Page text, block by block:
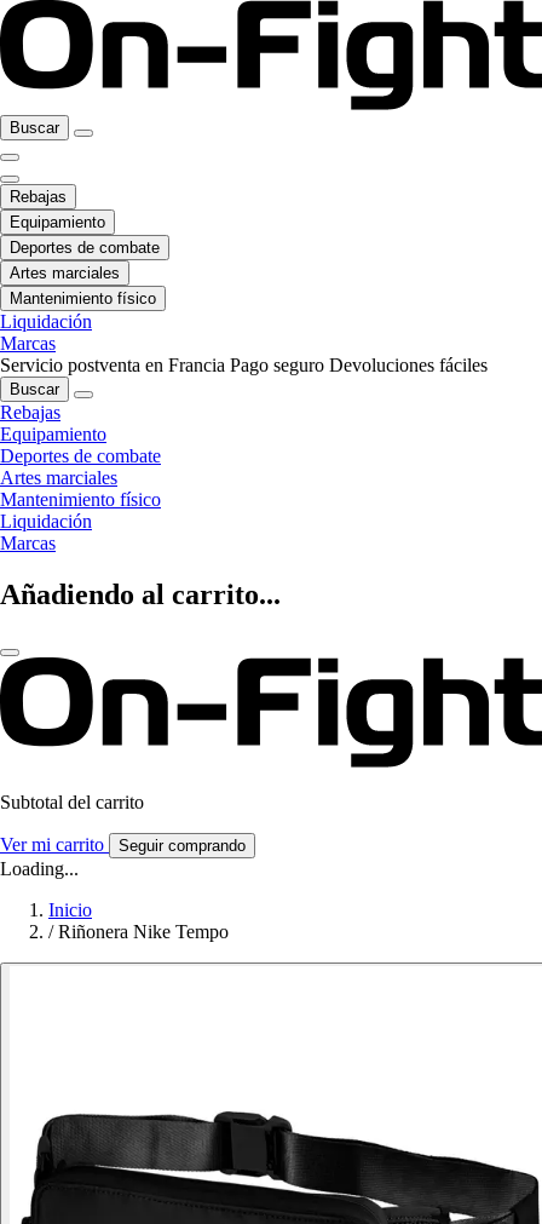
Buscar
Rebajas
Equipamiento
Deportes de combate
Artes marciales
Mantenimiento físico
Liquidación
Marcas
Servicio postventa en Francia Pago seguro Devoluciones fáciles
Buscar
Rebajas
Equipamiento
Deportes de combate
Artes marciales
Mantenimiento físico
Liquidación
Marcas
Añadiendo al carrito...
Subtotal del carrito
Ver mi carrito Seguir comprando
Loading...
Inicio
/ Riñonera Nike Tempo